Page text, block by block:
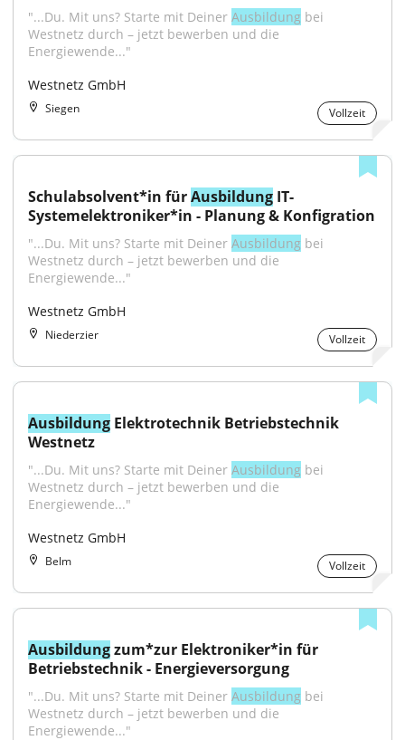
"...Du. Mit uns? Starte mit Deiner Ausbildung bei
Westnetz durch – jetzt bewerben und die
Energiewende..."
Westnetz GmbH
Siegen Vollzeit
Schulabsolvent*in für Ausbildung IT-
Systemelektroniker*in - Planung & Konfigration
"...Du. Mit uns? Starte mit Deiner Ausbildung bei
Westnetz durch – jetzt bewerben und die
Energiewende..."
Westnetz GmbH
Niederzier Vollzeit
Ausbildung Elektrotechnik Betriebstechnik
Westnetz
"...Du. Mit uns? Starte mit Deiner Ausbildung bei
Westnetz durch – jetzt bewerben und die
Energiewende..."
Westnetz GmbH
Belm Vollzeit
Ausbildung zum*zur Elektroniker*in für
Betriebstechnik - Energieversorgung
"...Du. Mit uns? Starte mit Deiner Ausbildung bei
Westnetz durch – jetzt bewerben und die
Energiewende..."